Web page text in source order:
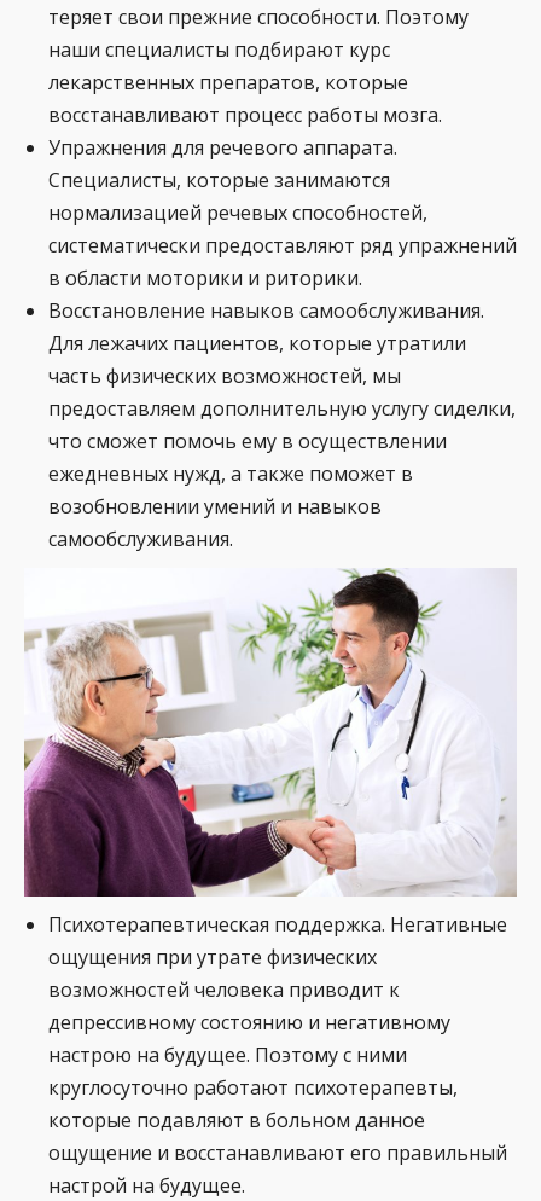
теряет свои прежние способности. Поэтому
наши специалисты подбирают курс
лекарственных препаратов, которые
восстанавливают процесс работы мозга.
Упражнения для речевого аппарата.
Специалисты, которые занимаются
нормализацией речевых способностей,
систематически предоставляют ряд упражнений
в области моторики и риторики.
Восстановление навыков самообслуживания.
Для лежачих пациентов, которые утратили
часть физических возможностей, мы
предоставляем дополнительную услугу сиделки,
что сможет помочь ему в осуществлении
ежедневных нужд, а также поможет в
возобновлении умений и навыков
самообслуживания.
Психотерапевтическая поддержка. Негативные
ощущения при утрате физических
возможностей человека приводит к
депрессивному состоянию и негативному
настрою на будущее. Поэтому с ними
круглосуточно работают психотерапевты,
которые подавляют в больном данное
ощущение и восстанавливают его правильный
настрой на будущее.